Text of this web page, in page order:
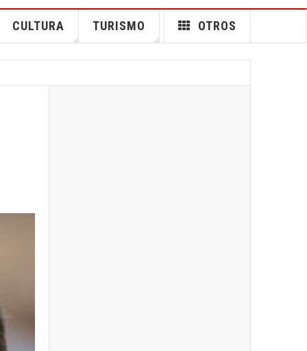
CULTURA TURISMO OTROS